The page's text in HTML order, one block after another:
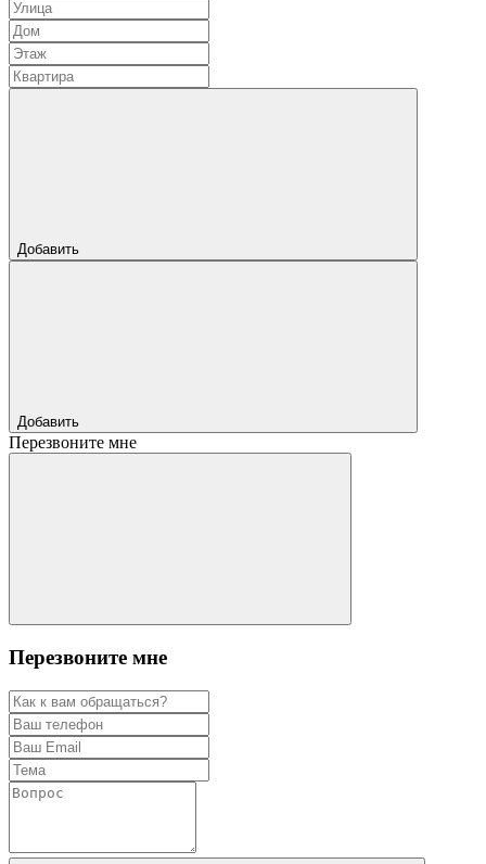
Добавить
Добавить
Перезвоните мне
Перезвоните мне